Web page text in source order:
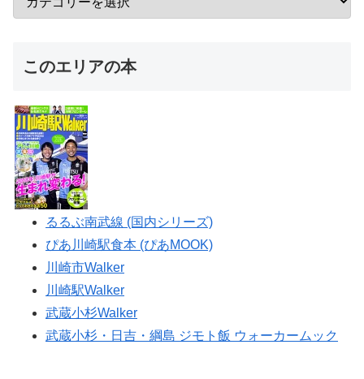
このエリアの本
るるぶ南武線 (国内シリーズ)
ぴあ川崎駅食本 (ぴあMOOK)
川崎市Walker
川崎駅Walker
武蔵小杉Walker
武蔵小杉・日吉・綱島 ジモト飯 ウォーカームック